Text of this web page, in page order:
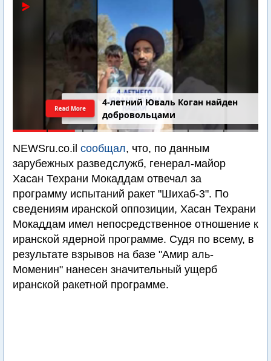
4-летний Юваль Коган найден
добровольцами
Read More
NEWSru.co.il сообщал, что, по данным
зарубежных разведслужб, генерал-майор
Хасан Техрани Мокаддам отвечал за
программу испытаний ракет "Шихаб-3". По
сведениям иранской оппозиции, Хасан Техрани
Мокаддам имел непосредственное отношение к
иранской ядерной программе. Судя по всему, в
результате взрывов на базе "Амир аль-
Моменин" нанесен значительный ущерб
иранской ракетной программе.